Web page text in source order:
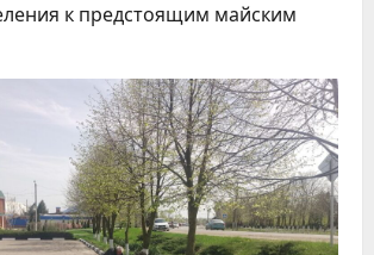
к предстоящим майским